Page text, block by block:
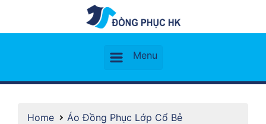
Home
Áo Đồng Phục Lớp Cổ Bẻ